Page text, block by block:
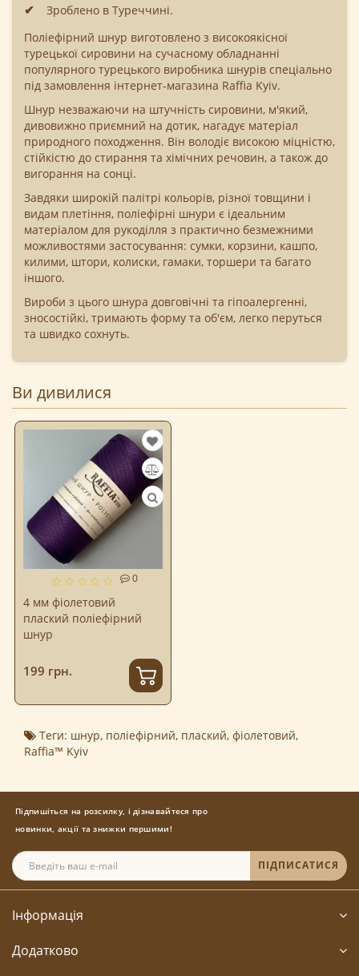
Зроблено в Туреччині.
Поліефірний шнур виготовлено з високоякісної
турецької сировини на сучасному обладнанні
популярного турецького виробника шнурів спеціально
під замовлення інтернет-магазина Raffia Kyiv.
Шнур незважаючи на штучність сировини, м'який,
дивовижно приємний на дотик, нагадує матеріал
природного походження. Він володіє високою міцністю,
стійкістю до стирання та хімічних речовин, а також до
вигорання на сонці.
Завдяки широкій палітрі кольорів, різної товщини і
видам плетіння, поліефірні шнури є ідеальним
матеріалом для рукоділля з практично безмежними
можливостями застосування: сумки, корзини, кашпо,
килими, штори, колиски, гамаки, торшери та багато
іншого.
Вироби з цього шнура довговічні та гіпоалергенні,
зносостійкі, тримають форму та об'єм, легко перуться
та швидко сохнуть.
Ви дивилися
0
4 мм фіолетовий
плаский поліефірний
шнур
199 грн.
Теги: шнур, поліефірний, плаский, фіолетовий,
Raffia™ Kyiv
Підпишіться на розсилку, і дізнавайтеся про
новинки, акції та знижки першими!
ПІДПИСАТИСЯ
Інформація
Додатково